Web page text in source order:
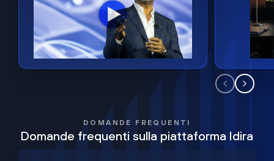
DOMANDE FREQUENTI
Domande frequenti sulla piattaforma Idira